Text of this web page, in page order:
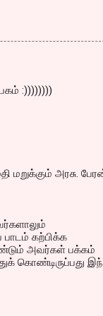
:))))))))
மறுக்கும் அரசு.
பாடம் கற்பிக்க
அவர்கள் பக்கம்
கொண்டிருப்பது